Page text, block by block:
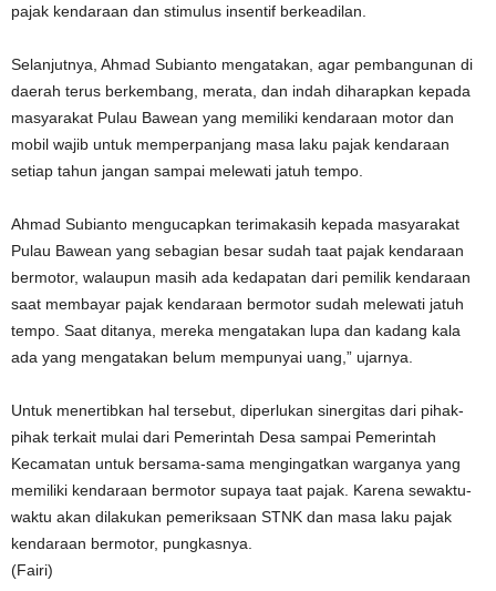
pajak kendaraan dan stimulus insentif berkeadilan.
Selanjutnya, Ahmad Subianto mengatakan, agar pembangunan di
daerah terus berkembang, merata, dan indah diharapkan kepada
masyarakat Pulau Bawean yang memiliki kendaraan motor dan
mobil wajib untuk memperpanjang masa laku pajak kendaraan
setiap tahun jangan sampai melewati jatuh tempo.
Ahmad Subianto mengucapkan terimakasih kepada masyarakat
Pulau Bawean yang sebagian besar sudah taat pajak kendaraan
bermotor, walaupun masih ada kedapatan dari pemilik kendaraan
saat membayar pajak kendaraan bermotor sudah melewati jatuh
tempo. Saat ditanya, mereka mengatakan lupa dan kadang kala
ada yang mengatakan belum mempunyai uang,” ujarnya.
Untuk menertibkan hal tersebut, diperlukan sinergitas dari pihak-
pihak terkait mulai dari Pemerintah Desa sampai Pemerintah
Kecamatan untuk bersama-sama mengingatkan warganya yang
memiliki kendaraan bermotor supaya taat pajak. Karena sewaktu-
waktu akan dilakukan pemeriksaan STNK dan masa laku pajak
kendaraan bermotor, pungkasnya.
(Fairi)